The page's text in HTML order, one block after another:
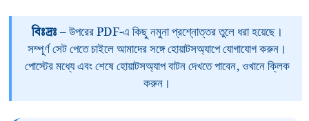
বিঃদ্রঃ– উপরের PDF-এ কিছু নমুনা প্রশ্নোত্তর তুলে ধরা হয়েছে।
সম্পূর্ণ সেট পেতে চাইলে আমাদের সঙ্গে হোয়াটসঅ্যাপে যোগাযোগ করুন।
পোস্টের মধ্যে এবং শেষে হোয়াটসঅ্যাপ বাটন দেখতে পাবেন, ওখানে ক্লিক
করুন।